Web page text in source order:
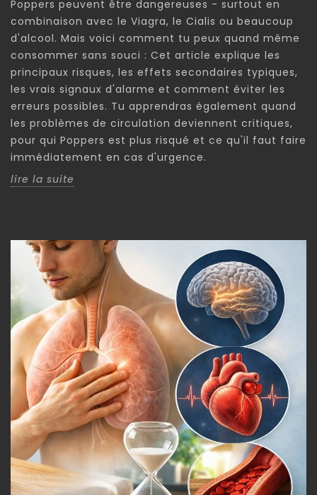
Poppers peuvent être dangereuses - surtout en
combinaison avec le Viagra, le Cialis ou beaucoup
d'alcool. Mais voici comment tu peux quand même
consommer sans souci : Cet article explique les
principaux risques, les effets secondaires typiques,
les vrais signaux d'alarme et comment éviter les
erreurs possibles. Tu apprendras également quand
les problèmes de circulation deviennent critiques,
pour qui Poppers est plus risqué et ce qu'il faut faire
immédiatement en cas d'urgence.
lire la suite